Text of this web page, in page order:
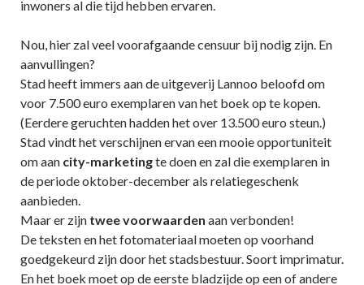
inwoners al die tijd hebben ervaren.
Nou, hier zal veel voorafgaande censuur bij nodig zijn. En
aanvullingen?
Stad heeft immers aan de uitgeverij Lannoo beloofd om
voor 7.500 euro exemplaren van het boek op te kopen.
(Eerdere geruchten hadden het over 13.500 euro steun.)
Stad vindt het verschijnen ervan een mooie opportuniteit
om aan city-marketingte doen en zal die exemplaren in
de periode oktober-december als relatiegeschenk
aanbieden.
Maar er zijn twee voorwaarden aan verbonden!
De teksten en het fotomateriaal moeten op voorhand
goedgekeurd zijn door het stadsbestuur. Soort imprimatur.
En het boek moet op de eerste bladzijde op een of andere